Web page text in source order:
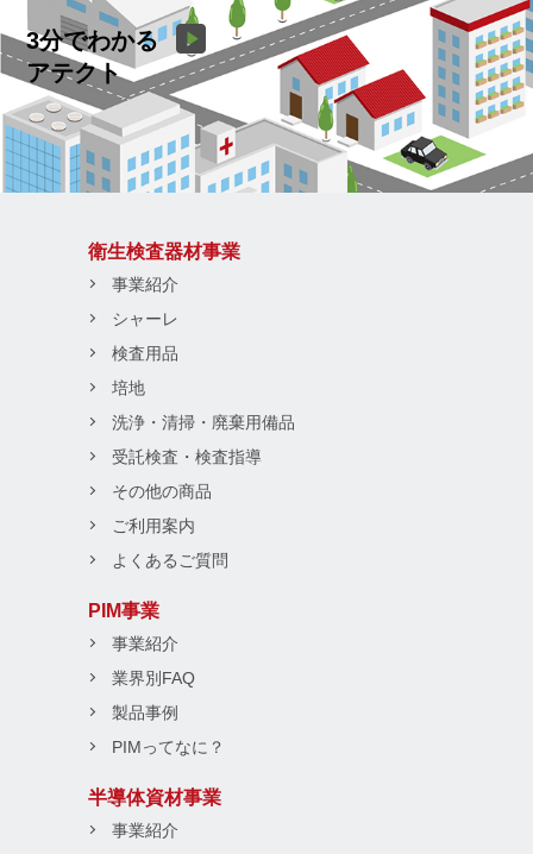
3分でわかる
アテクト
衛生検査器材事業
事業紹介
シャーレ
検査用品
培地
洗浄・清掃・廃棄用備品
受託検査・検査指導
その他の商品
ご利用案内
よくあるご質問
PIM事業
事業紹介
業界別FAQ
製品事例
PIMってなに？
半導体資材事業
事業紹介